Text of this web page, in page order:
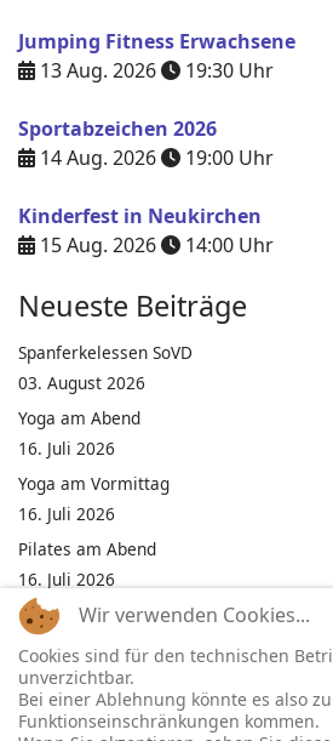
Jumping Fitness Erwachsene
13 Aug. 2026
19:30 Uhr
Sportabzeichen 2026
14 Aug. 2026
19:00 Uhr
Kinderfest in Neukirchen
15 Aug. 2026
14:00 Uhr
Neueste Beiträge
Spanferkelessen SoVD
03. August 2026
Yoga am Abend
16. Juli 2026
Yoga am Vormittag
16. Juli 2026
Pilates am Abend
16. Juli 2026
Jumping Fitness Intervall
16. Juli 2026
Jumping Fitness Erwachsene
16. Juli 2026
Wir verwenden Cookies...
Cookies sind für den technischen
unverzichtbar.
Bei einer Ablehnung könnte es also zu
Funktionseinschränkungen kommen.